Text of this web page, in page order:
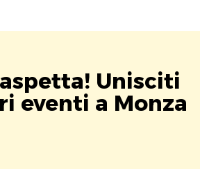
Unisciti
eventi a Monza